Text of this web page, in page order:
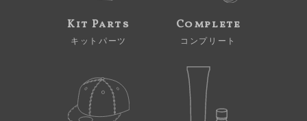
Kit Parts
キットパーツ
Complete
コンプリート